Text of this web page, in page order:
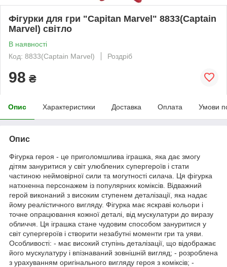
Фігурки для гри "Capitan Marvel" 8833(Captain
Marvel) світло
В наявності
Код: 8833(Captain Marvel)
Роздріб
98 ₴
Опис Характеристики Доставка Оплата Умови
Опис
Фігурка героя - це приголомшлива іграшка, яка дає змогу
дітям зануритися у світ улюблених супергероїв і стати
частиною неймовірної сили та могутності силача. Ця фігурка
натхненна персонажем із популярних коміксів. Відважний
герой виконаний з високим ступенем деталізації, яка надає
йому реалістичного вигляду. Фігурка має яскраві кольори і
точне опрацювання кожної деталі, від мускулатури до виразу
обличчя. Ця іграшка стане чудовим способом зануритися у
світ супергероїв і створити незабутні моменти гри та уяви.
Особливості: - має високий ступінь деталізації, що відображає
його мускулатуру і впізнаваний зовнішній вигляд; - розроблена
з урахуванням оригінального вигляду героя з коміксів; -